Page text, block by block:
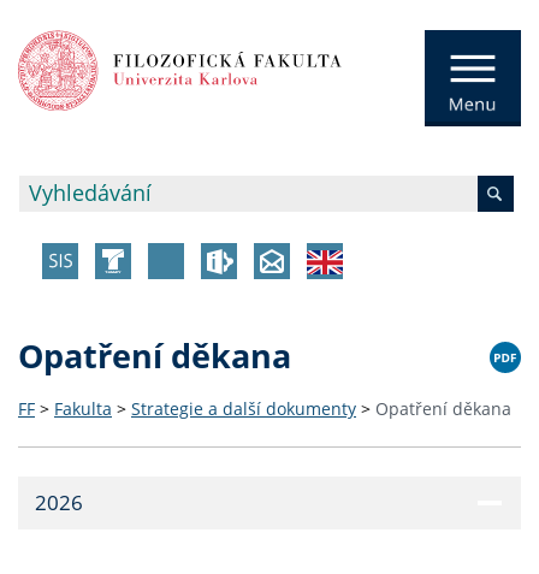
Opatření děkana
FF > Fakulta > Strategie a další dokumenty > Opatření děkana
2026